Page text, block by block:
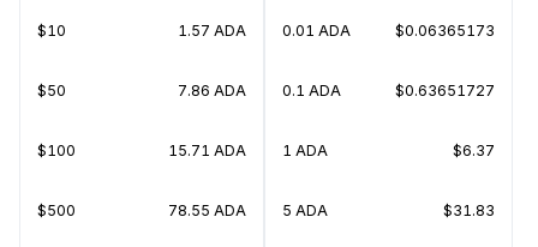
$10 1.57 ADA
$50 7.86 ADA
$100 15.71 ADA
$500 78.55 ADA
0.01 ADA $0.06365173
0.1 ADA $0.63651727
1 ADA $6.37
5 ADA $31.83